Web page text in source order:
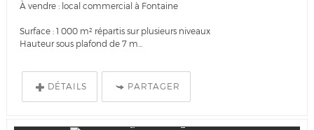
À vendre : local commercial à Fontaine
Surface : 1 000 m² répartis sur plusieurs niveaux
Hauteur sous plafond de 7 m...
DÉTAILS PARTAGER